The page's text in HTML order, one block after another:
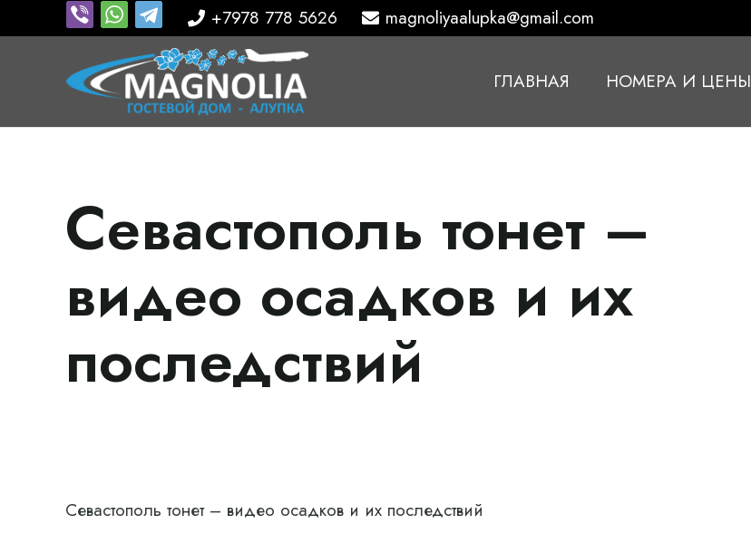
+7978 778 5626 magnoliyaalupka@gmail.com
ГЛАВНАЯ НОМЕРА И ЦЕНЫ
Севастополь тонет –
видео осадков и их
последствий
Севастополь тонет – видео осадков и их последствий